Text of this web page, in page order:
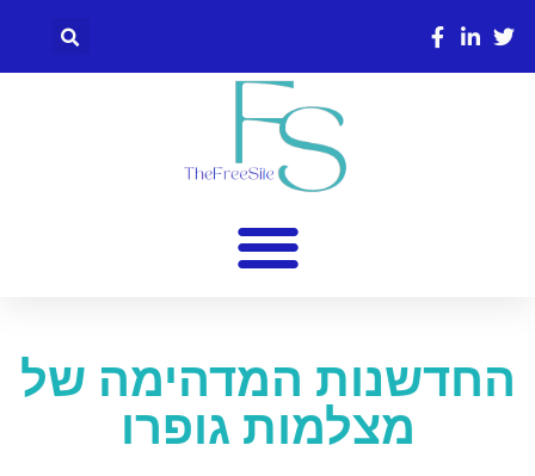
החדשנות המדהימה של
מצלמות גופרו